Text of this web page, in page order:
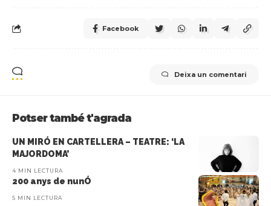
Facebook
Deixa un comentari
Potser també t'agrada
UN MIRÓ EN CARTELLERA – TEATRE: ‘LA
MAJORDOMA’
4 MIN LECTURA
200 anys de nunÓ
5 MIN LECTURA